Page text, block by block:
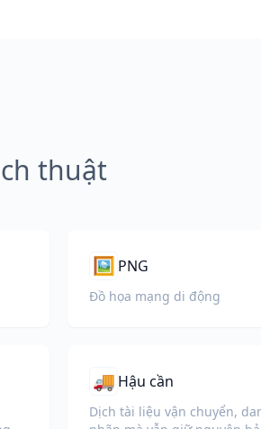
thuật
🖼️ PNG
Đồ họa mạng di động
🚚 Hậu cần
Dịch tài liệu vận chuyển,